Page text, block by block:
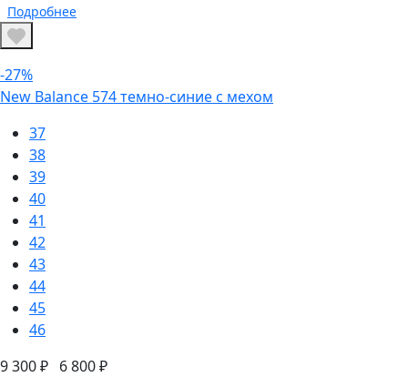
Подробнее
-27%
New Balance 574 темно-синие с мехом
37
38
39
40
41
42
43
44
45
46
9 300 ₽ 6 800 ₽